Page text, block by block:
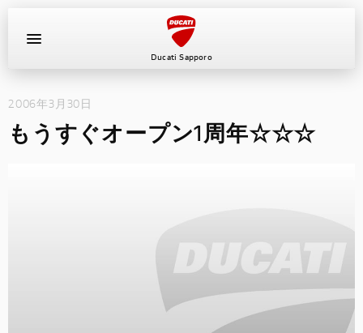
Ducati Sapporo
イベント
2006年3月30日
もうすぐオープン1周年☆☆☆